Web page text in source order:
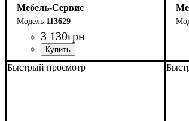
Мебель-Сервис
113629
3 130грн
Быстрый просмотр